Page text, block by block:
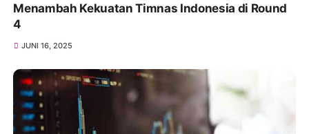
Menambah Kekuatan Timnas Indonesia di Round
4
JUNI 16, 2025